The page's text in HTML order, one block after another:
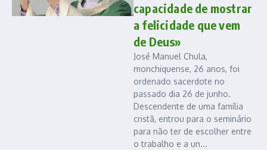
capacidade de mostrar
a felicidade que vem
de Deus»
José Manuel Chula,
monchiquense, 26 anos, foi
ordenado sacerdote no
passado dia 26 de junho.
Descendente de uma família
cristã, entrou para o seminário
para não ter de escolher entre
o trabalho e a un...